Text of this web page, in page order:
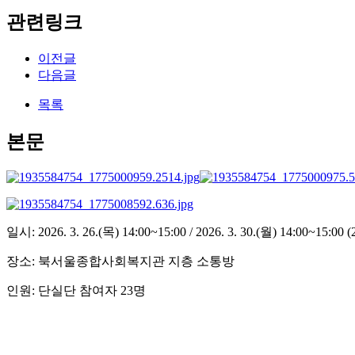
관련링크
이전글
다음글
목록
본문
일시: 2026. 3. 26.(목) 14:00~15:00 / 2026. 3. 30.(월) 14:00~15:00
장소: 북서울종합사회복지관 지층 소통방
인원: 단실단 참여자 23명